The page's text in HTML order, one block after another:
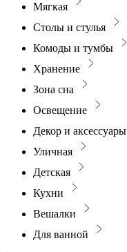
Мягкая
Столы и стулья
Комоды и тумбы
Хранение
Зона сна
Освещение
Декор и аксессуары
Уличная
Детская
Кухни
Вешалки
Для ванной